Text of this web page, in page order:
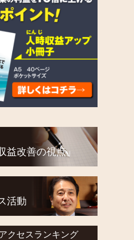
益改善の視点」
活動
クセスランキング